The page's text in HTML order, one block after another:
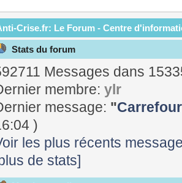
Crise.fr: Le Forum - Centre
Stats du forum
Messages dans
membre:ylr
message: "
)
les plus récents
de stats]